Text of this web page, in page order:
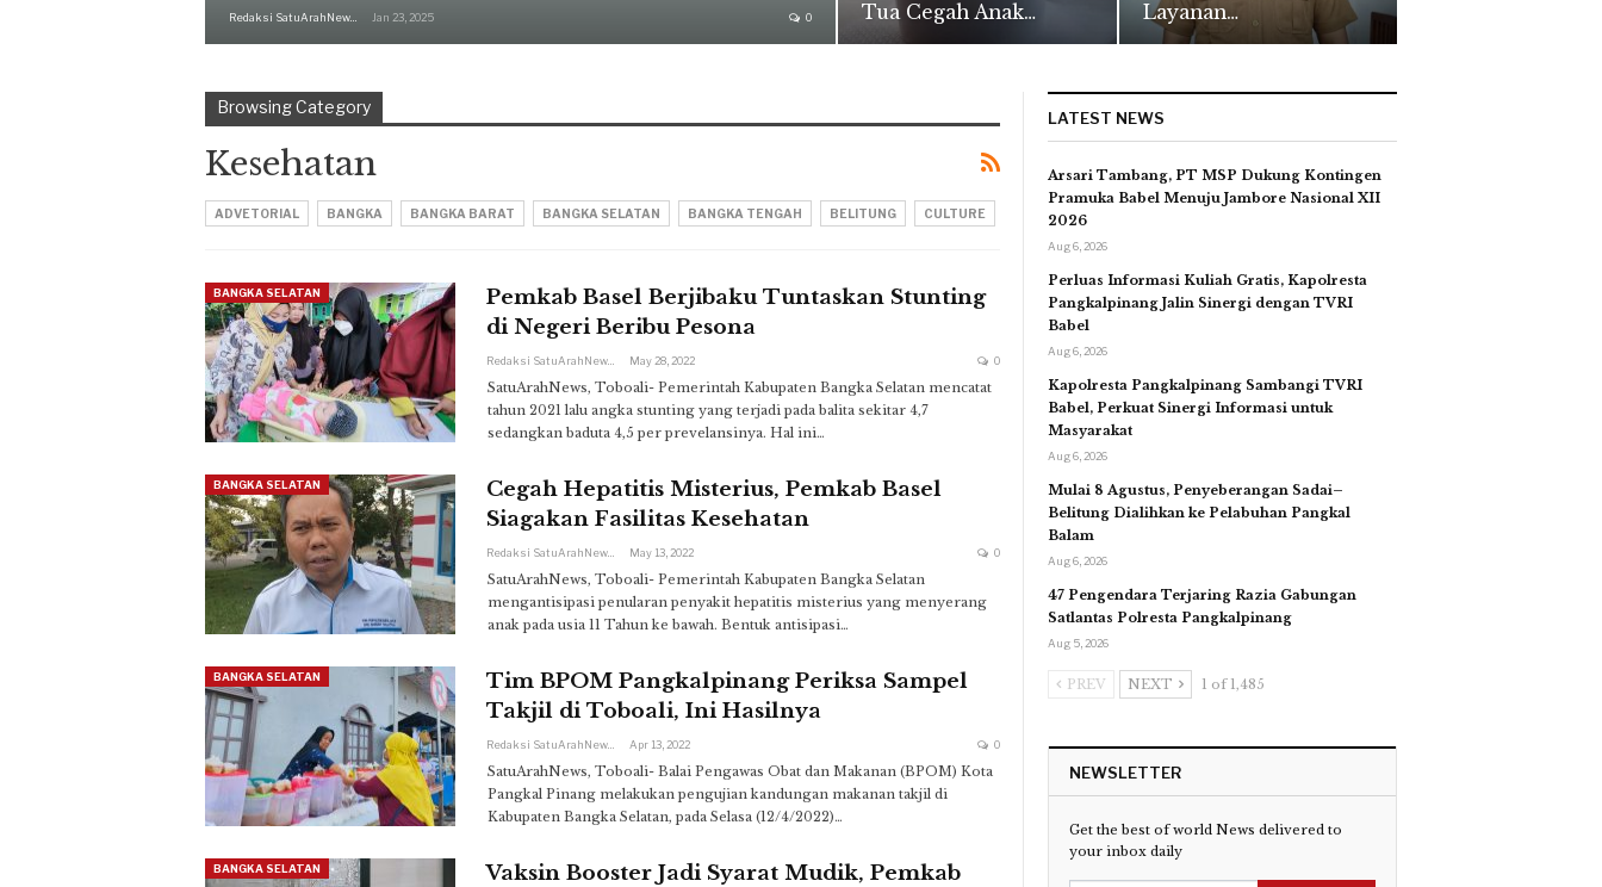
Redaksi SatuArahNews Jan 23, 2025 0
Tua Cegah Anak…
Layanan…
Browsing Category
Kesehatan
ADVETORIAL BANGKA BANGKA BARAT BANGKA SELATAN BANGKA TENGAH BELITUNG CULTURE
BANGKA SELATAN
Pemkab Basel Berjibaku Tuntaskan Stunting
di Negeri Beribu Pesona
May 28, 2022 0
SatuArahNews, Toboali- Pemerintah Kabupaten Bangka Selatan mencatat
tahun 2021 lalu angka stunting yang terjadi pada balita sekitar 4,7
sedangkan baduta 4,5 per prevelansinya. Hal ini…
BANGKA SELATAN
Cegah Hepatitis Misterius, Pemkab Basel
Siagakan Fasilitas Kesehatan
May 13, 2022 0
SatuArahNews, Toboali- Pemerintah Kabupaten Bangka Selatan
mengantisipasi penularan penyakit hepatitis misterius yang menyerang
anak pada usia 11 Tahun ke bawah. Bentuk antisipasi…
BANGKA SELATAN
Tim BPOM Pangkalpinang Periksa Sampel
Takjil di Toboali, Ini Hasilnya
Apr 13, 2022 0
SatuArahNews, Toboali- Balai Pengawas Obat dan Makanan (BPOM) Kota
Pangkal Pinang melakukan pengujian kandungan makanan takjil di
Kabupaten Bangka Selatan, pada Selasa (12/4/2022)…
BANGKA SELATAN
Vaksin Booster Jadi Syarat Mudik, Pemkab
LATEST NEWS
Arsari Tambang, PT MSP Dukung Kontingen
Pramuka Babel Menuju Jambore Nasional XII
2026
Aug 6, 2026
Perluas Informasi Kuliah Gratis, Kapolresta
Pangkalpinang Jalin Sinergi dengan TVRI
Babel
Aug 6, 2026
Kapolresta Pangkalpinang Sambangi TVRI
Babel, Perkuat Sinergi Informasi untuk
Masyarakat
Aug 6, 2026
Mulai 8 Agustus, Penyeberangan Sadai–
Belitung Dialihkan ke Pelabuhan Pangkal
Balam
Aug 6, 2026
47 Pengendara Terjaring Razia Gabungan
Satlantas Polresta Pangkalpinang
Aug 5, 2026
PREV NEXT 1 of 1,485
NEWSLETTER
Get the best of world News delivered to
your inbox daily